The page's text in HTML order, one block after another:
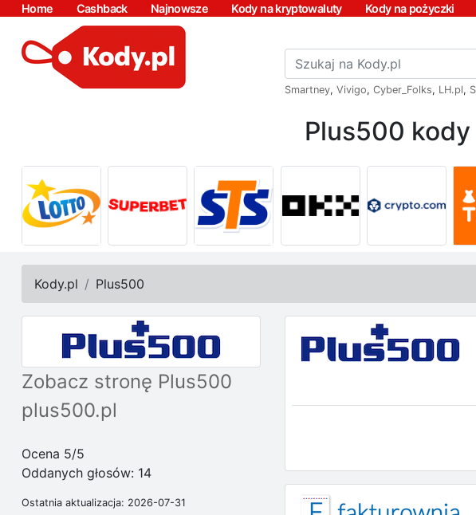
Home Cashback Najnowsze Kody na kryptowaluty Kody na pożyczki
Smartney, Vivigo, Cyber_Folks, LH.pl,
Plus500
Kody.pl Plus500
Zobacz stronę Plus500
plus500.pl
Ocena 5/5
Oddanych głosów: 14
Ostatnia aktualizacja: 2026-07-31